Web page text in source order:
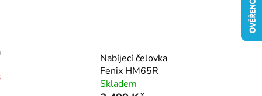
Nabíjecí čelovka
Fenix HM65R
Skladem